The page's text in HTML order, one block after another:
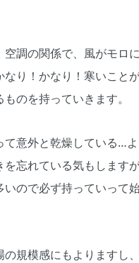
空調の関係で、風がモロ
なり！かなり！寒いこと
のを持っていきます。
て意外と乾燥している…
を忘れている気もします
いので必ず持っていって
の規模感にもよりますし